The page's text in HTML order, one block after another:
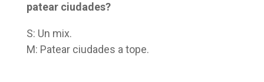
patear ciudades?
S: Un mix.
M: Patear ciudades a tope.